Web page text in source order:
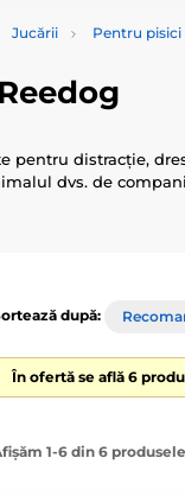
Jucării Pentru pisici
pentru distracție,
dvs. de
după:
În ofertă se află 6
1-6 din 6 produsele